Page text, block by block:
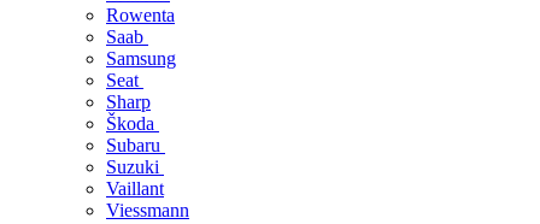
Rowenta
Saab
Samsung
Seat
Sharp
Škoda
Subaru
Suzuki
Vaillant
Viessmann